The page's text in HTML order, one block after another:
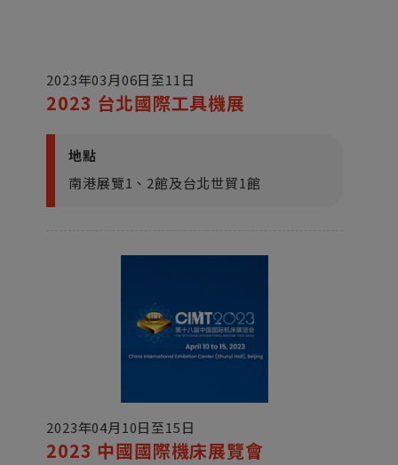
2023年03月06日至11日
2023 台北國際工具機展
地點
南港展覽1、2館及台北世貿1館
2023年04月10日至15日
2023 中國國際機床展覽會